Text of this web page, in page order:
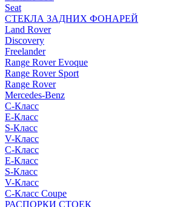
Seat
СТЕКЛА ЗАДНИХ ФОНАРЕЙ
Land Rover
Discovery
Freelander
Range Rover Evoque
Range Rover Sport
Range Rover
Mercedes-Benz
C-Класс
E-Класс
S-Класс
V-Класс
C-Класс
E-Класс
S-Класс
V-Класс
C-Класс Coupe
РАСПОРКИ СТОЕК